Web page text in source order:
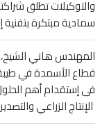
سمادية مبتكرة
المهندس هاني الشيخ،
فى إستقدام أهم
الإنتاج الزراعي والتصدير